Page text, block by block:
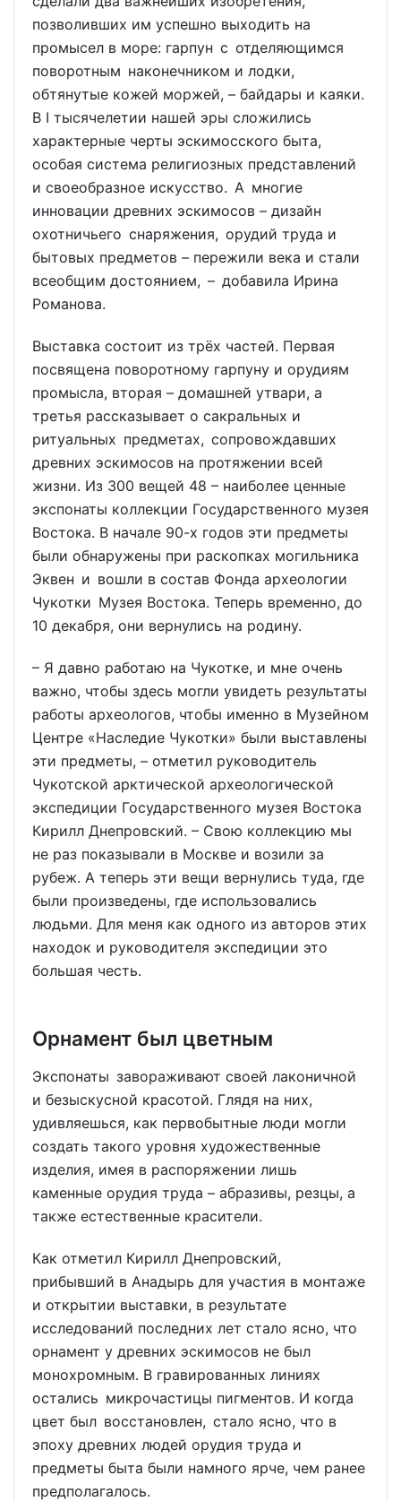
позволивших им успешно выходить на
промысел в море: гарпун с отделяющимся
поворотным наконечником и лодки,
обтянутые кожей моржей, – байдары и каяки.
В I тысячелетии нашей эры сложились
характерные черты эскимосского быта,
особая система религиозных представлений
и своеобразное искусство. А многие
инновации древних эскимосов – дизайн
охотничьего снаряжения, орудий труда и
бытовых предметов – пережили века и стали
всеобщим достоянием, – добавила Ирина
Романова.
Выставка состоит из трёх частей. Первая
посвящена поворотному гарпуну и орудиям
промысла, вторая – домашней утвари, а
третья рассказывает о сакральных и
ритуальных предметах, сопровождавших
древних эскимосов на протяжении всей
жизни. Из 300 вещей 48 – наиболее ценные
экспонаты коллекции Государственного музея
Востока. В начале 90-х годов эти предметы
были обнаружены при раскопках могильника
Эквен и вошли в состав Фонда археологии
Чукотки Музея Востока. Теперь временно, до
10 декабря, они вернулись на родину.
– Я давно работаю на Чукотке, и мне очень
важно, чтобы здесь могли увидеть результаты
работы археологов, чтобы именно в Музейном
Центре «Наследие Чукотки» были выставлены
эти предметы, – отметил руководитель
Чукотской арктической археологической
экспедиции Государственного музея Востока
Кирилл Днепровский. – Свою коллекцию мы
не раз показывали в Москве и возили за
рубеж. А теперь эти вещи вернулись туда, где
были произведены, где использовались
людьми. Для меня как одного из авторов этих
находок и руководителя экспедиции это
большая честь.
Орнамент был цветным
Экспонаты завораживают своей лаконичной
и безыскусной красотой. Глядя на них,
удивляешься, как первобытные люди могли
создать такого уровня художественные
изделия, имея в распоряжении лишь
каменные орудия труда – абразивы, резцы, а
также естественные красители.
Как отметил Кирилл Днепровский,
прибывший в Анадырь для участия в монтаже
и открытии выставки, в результате
исследований последних лет стало ясно, что
орнамент у древних эскимосов не был
монохромным. В гравированных линиях
остались микрочастицы пигментов. И когда
цвет был восстановлен, стало ясно, что в
эпоху древних людей орудия труда и
предметы быта были намного ярче, чем ранее
предполагалось.